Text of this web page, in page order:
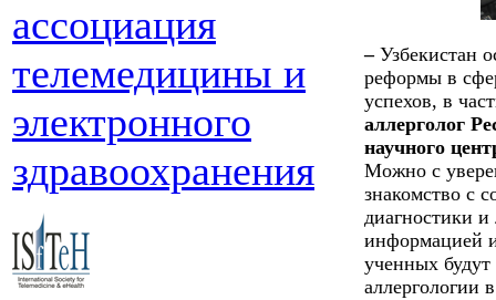
ассоциация
телемедицины и
электронного
здравоохранения
– Узбекистан
реформы в
успехов, в
аллерголог
научного
Можно с
знакомство с
диагностики и
информацией
ученных
аллергологии